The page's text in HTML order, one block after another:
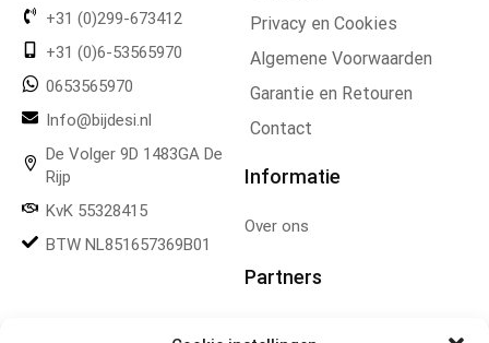
+31 (0)299-673412
+31 (0)6-53565970
0653565970
Info@bijdesi.nl
De Volger 9D 1483GA De
Rijp
KvK 55328415
BTW NL851657369B01
Privacy en Cookies
Algemene Voorwaarden
Garantie en Retouren
Contact
Informatie
Over ons
Partners